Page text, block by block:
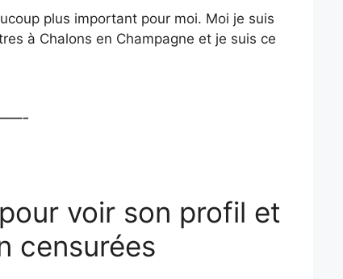
plus important pour moi. Moi je suis
à Chalons en Champagne et je suis ce
voir son profil et
censurées